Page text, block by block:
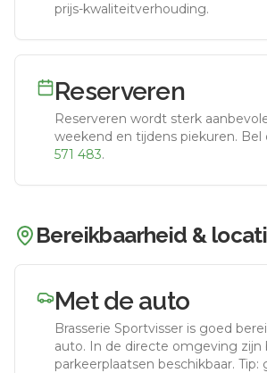
prijs-kwaliteitverhouding.
Reserveren
Reserveren wordt sterk
weekend en tijdens piekuren. Bel
571 483.
Bereikbaarheid &
Met de auto
Brasserie Sportvisser is goed
auto. In de directe omgeving zijn
parkeerplaatsen beschikbaar. Tip: